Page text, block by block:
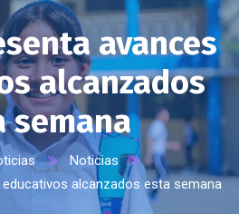
avances
alcanzados
semana
Noticias
educativos alcanzados esta semana